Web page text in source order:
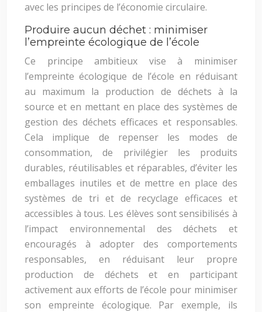
avec les principes de l’économie circulaire.
Produire aucun déchet : minimiser
l’empreinte écologique de l’école
Ce principe ambitieux vise à minimiser
l’empreinte écologique de l’école en réduisant
au maximum la production de déchets à la
source et en mettant en place des systèmes de
gestion des déchets efficaces et responsables.
Cela implique de repenser les modes de
consommation, de privilégier les produits
durables, réutilisables et réparables, d’éviter les
emballages inutiles et de mettre en place des
systèmes de tri et de recyclage efficaces et
accessibles à tous. Les élèves sont sensibilisés à
l’impact environnemental des déchets et
encouragés à adopter des comportements
responsables, en réduisant leur propre
production de déchets et en participant
activement aux efforts de l’école pour minimiser
son empreinte écologique. Par exemple, ils